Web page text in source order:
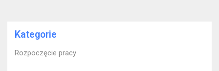
Kategorie
Rozpoczęcie pracy